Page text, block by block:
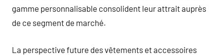
gamme personnalisable consolident leur attrait auprès
de ce segment de marché.
La perspective future des vêtements et accessoires